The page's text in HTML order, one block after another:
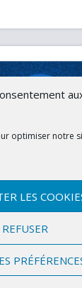
optimiser notre
LES
REFUSER
confidentialité
Site conçu et